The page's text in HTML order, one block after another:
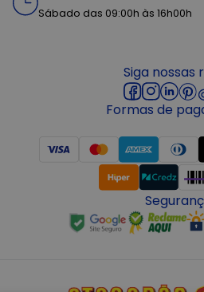
Sábado das 09:00h às 16h00h
Siga nossas
Formas de